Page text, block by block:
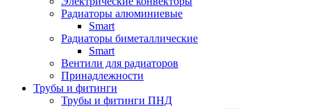
Радиаторы алюминиевые
Smart
Радиаторы биметаллические
Smart
Вентили для радиаторов
Принадлежности
Трубы и фитинги
Трубы и фитинги ПНД